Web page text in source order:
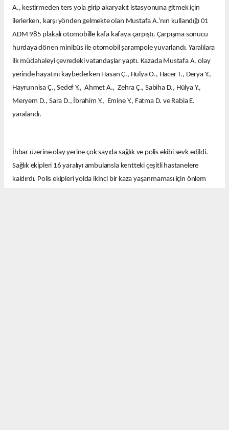
A., kestirmeden ters yola girip akaryakıt istasyonuna gitmek için
ilerlerken, karşı yönden gelmekte olan Mustafa A.’nın kullandığı 01
ADM 985 plakalı otomobille kafa kafaya çarpıştı. Çarpışma sonucu
hurdaya dönen minibüs ile otomobil şarampole yuvarlandı. Yaralılara
ilk müdahaleyi çevredeki vatandaşlar yaptı. Kazada Mustafa A. olay
yerinde hayatını kaybederken Hasan Ç., Hülya Ö., Hacer T., Derya Y.,
Hayrunnisa Ç., Sedef Y., Ahmet A., Zehra Ç., Sabiha D., Hülya Y.,
Meryem D., Sara D., İbrahim Y., Emine Y., Fatma D. ve Rabia E.
yaralandı.
İhbar üzerine olay yerine çok sayıda sağlık ve polis ekibi sevk edildi.
Sağlık ekipleri 16 yaralıyı ambulansla kentteki çeşitli hastanelere
kaldırdı. Polis ekipleri yolda ikinci bir kaza yaşanmaması için önlem